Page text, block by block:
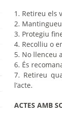
1. Retireu els
2.
3. Protegiu
4. Recolliu o
5. No llenceu
6. És
7. Retireu
l’acte.
ACTES AMB